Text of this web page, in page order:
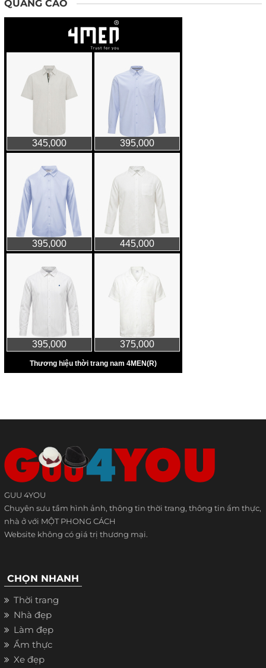
QUẢNG CÁO
GUU 4YOU
Chuyên sưu tầm hình ảnh, thông tin thời trang, thông tin ẩm thực,
nhà ở với MỘT PHONG CÁCH
Website không có giá trị thương mại.
CHỌN NHANH
Thời trang
Nhà đẹp
Làm đẹp
Ẩm thực
Xe đẹp